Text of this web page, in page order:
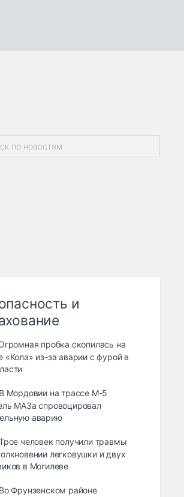
и
пробка скопилась на
«Кола» из-за аварии с фурой в
В Мордовии на трассе М-5
МАЗа спровоцировал
аварию
человек получили травмы
легковушки и двух
в Могилеве
Во Фрунзенском районе